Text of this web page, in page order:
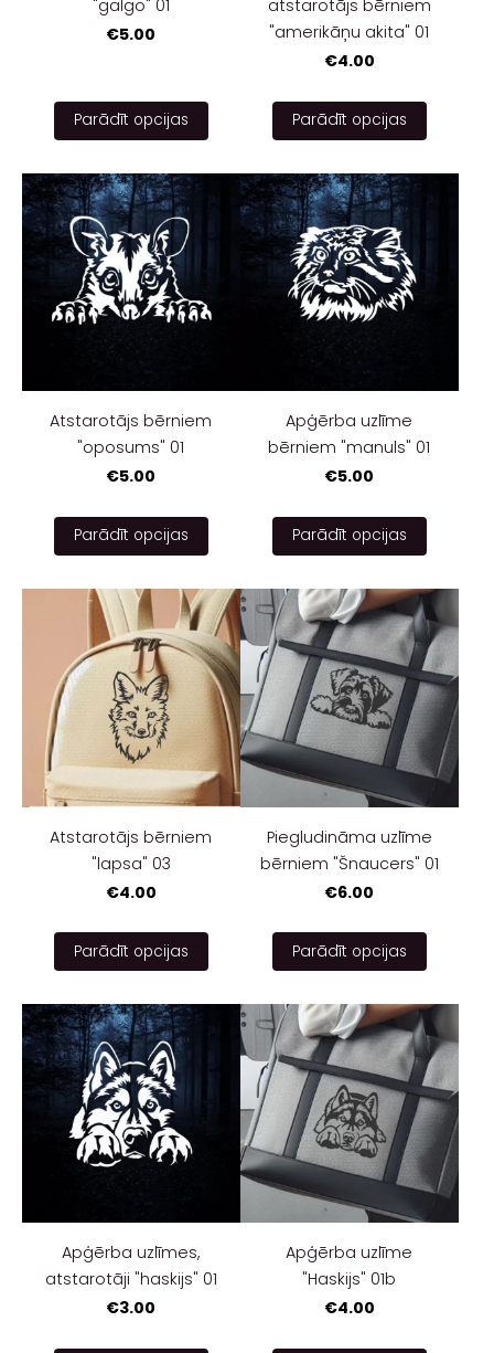
"galgo" 01
€5.00
Parādīt opcijas
atstarotājs bērniem
"amerikāņu akita" 01
€4.00
Parādīt opcijas
Atstarotājs bērniem
"oposums" 01
€5.00
Parādīt opcijas
Apģērba uzlīme
bērniem "manuls" 01
€5.00
Parādīt opcijas
Atstarotājs bērniem
"lapsa" 03
€4.00
Parādīt opcijas
Piegludināma uzlīme
bērniem "Šnaucers" 01
€6.00
Parādīt opcijas
Apģērba uzlīmes,
atstarotāji "haskijs" 01
€3.00
Apģērba uzlīme
"Haskijs" 01b
€4.00